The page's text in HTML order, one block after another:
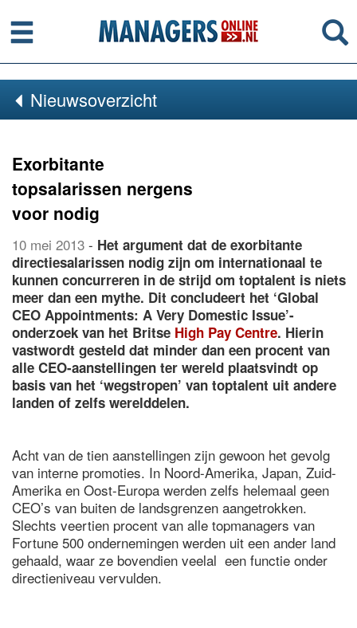
Menu
Nieuwsoverzicht
Exorbitante
topsalarissen nergens
voor nodig
10 mei 2013 - Het argument dat de exorbitante
directiesalarissen nodig zijn om internationaal te
kunnen concurreren in de strijd om toptalent is niets
meer dan een mythe. Dit concludeert het ‘Global
CEO Appointments: A Very Domestic Issue’-
onderzoek van het Britse High Pay Centre. Hierin
vastwordt gesteld dat minder dan een procent van
alle CEO-aanstellingen ter wereld plaatsvindt op
basis van het ‘wegstropen’ van toptalent uit andere
landen of zelfs werelddelen.
Acht van de tien aanstellingen zijn gewoon het gevolg
van interne promoties. In Noord-Amerika, Japan, Zuid-
Amerika en Oost-Europa werden zelfs helemaal geen
CEO’s van buiten de landsgrenzen aangetrokken.
Slechts veertien procent van alle topmanagers van
Fortune 500 ondernemingen werden uit een ander land
gehaald, waar ze bovendien veelal een functie onder
directieniveau vervulden.